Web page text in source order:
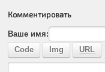
Комментировать
Ваше имя: